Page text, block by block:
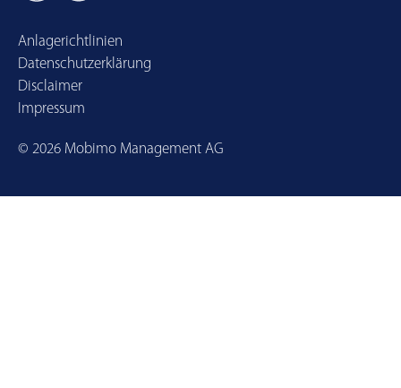
Anlagerichtlinien
Datenschutzerklärung
Disclaimer
Impressum
© 2026 Mobimo Management AG